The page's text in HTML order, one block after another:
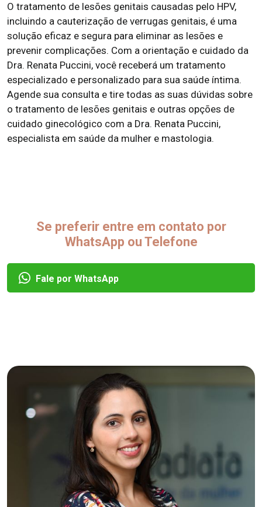
O tratamento de lesões genitais causadas pelo HPV,
incluindo a cauterização de verrugas genitais, é uma
solução eficaz e segura para eliminar as lesões e
prevenir complicações. Com a orientação e cuidado da
Dra. Renata Puccini, você receberá um tratamento
especializado e personalizado para sua saúde íntima.
Agende sua consulta e tire todas as suas dúvidas sobre
o tratamento de lesões genitais e outras opções de
cuidado ginecológico com a Dra. Renata Puccini,
especialista em saúde da mulher e mastologia.
Se preferir entre em contato por
WhatsApp ou Telefone
Fale por WhatsApp